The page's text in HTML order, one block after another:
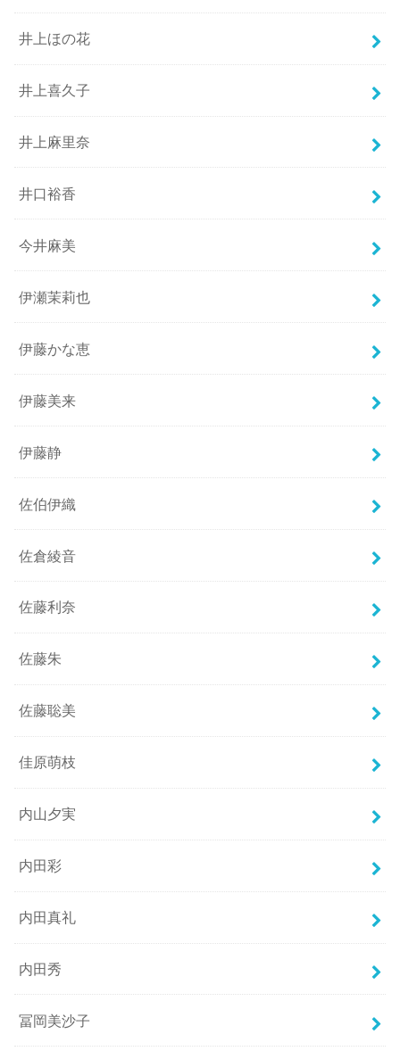
井上ほの花
井上喜久子
井上麻里奈
井口裕香
今井麻美
伊瀬茉莉也
伊藤かな恵
伊藤美来
伊藤静
佐伯伊織
佐倉綾音
佐藤利奈
佐藤朱
佐藤聡美
佳原萌枝
内山夕実
内田彩
内田真礼
内田秀
冨岡美沙子